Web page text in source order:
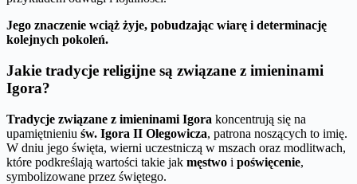
Jego znaczenie wciąż żyje, pobudzając wiarę i determinację
kolejnych pokoleń.
Jakie tradycje religijne są związane z imieninami
Igora?
Tradycje związane z imieninami Igora koncentrują się na
upamiętnieniu św. Igora II Olegowicza, patrona noszących to imię.
W dniu jego święta, wierni uczestniczą w mszach oraz modlitwach,
które podkreślają wartości takie jak męstwo i poświęcenie,
symbolizowane przez świętego.